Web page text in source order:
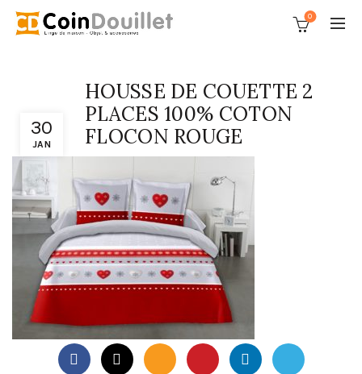
0
30
JAN
HOUSSE DE COUETTE 2
PLACES 100% COTON
FLOCON ROUGE